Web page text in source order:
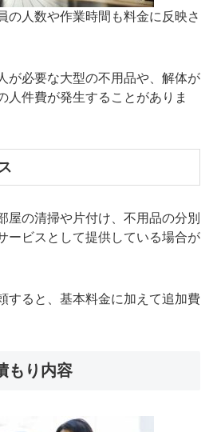
の人数や作業時間も料金に反映さ
が必要な大型の不用品や、解体が
人件費が発生することがありま
屋の清掃や片付け、不用品の分別
ービスとして提供している場合が
すると、基本料金に加えて追加費
もり内容